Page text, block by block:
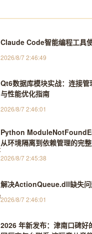
Claude Code智能编程工具
2026/8/7 2:46:49
Qt6数据库模块实战：连接管
与性能优化指南
2026/8/7 2:46:01
Python
从环境隔离到依赖管理的完
2026/8/7 2:45:38
解决ActionQueue.dll缺失问
2026/8/7 2:46:01
2026 年新发布：津南口碑好